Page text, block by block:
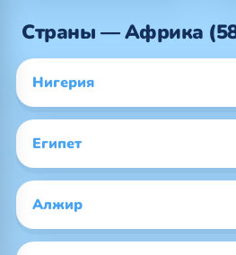
Страны — Африка
Нигерия
Египет
Алжир